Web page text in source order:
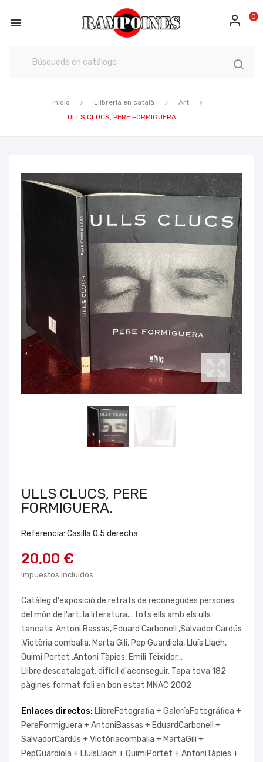
 0
Inicio Llibreria en català
Art
ULLS CLUCS, PERE FORMIGUERA.
ULLS CLUCS, PERE
FORMIGUERA.
Referencia: Casilla 0.5 derecha
20,00 €
Impuestos incluidos
Catàleg d'exposició de retrats de reconegudes persones
del món de l'art, la literatura... tots ells amb els ulls
tancats: Antoni Bassas, Eduard Carbonell ,Salvador Cardús
,Victòria combalia, Marta Gili, Pep Guardiola, Lluís Llach,
Quimi Portet ,Antoni Tàpies, Emili Teixidor...
Llibre descatalogat, difícil d'aconseguir. Tapa tova 182
pàgines format foli en bon estat MNAC 2002
Enlaces directos: LlibreFotografia +GaleríaFotográfica +
PereFormiguera +AntoniBassas + EduardCarbonell +
SalvadorCardús +Victòriacombalia + MartaGili +
PepGuardiola + LluísLlach +QuimiPortet +AntoniTàpies +